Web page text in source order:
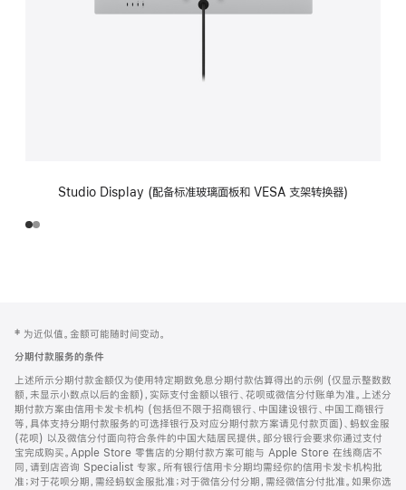
Studio Display (配备标准玻璃面板和 VESA 支架转换器)
页
页
脚
注
‡ 为近似值。金额可能随时间变动。
分期付款服务的条件
上述所示分期付款金额仅为使用特定期数免息分期付款估算得出的示例 (仅显示整数数
额，未显示小数点以后的金额)，实际支付金额以银行、花呗或微信分付账单为准。上述分
期付款方案由信用卡发卡机构 (包括但不限于招商银行、中国建设银行、中国工商银行
等，具体支持分期付款服务的可选择银行及对应分期付款方案请见付款页面)、蚂蚁金服
(花呗) 以及微信分付面向符合条件的中国大陆居民提供。部分银行会要求你通过支付
宝完成购买。Apple Store 零售店的分期付款方案可能与 Apple Store 在线商店不
同，请到店咨询 Specialist 专家。所有银行信用卡分期均需经你的信用卡发卡机构批
准；对于花呗分期，需经蚂蚁金服批准；对于微信分付分期，需经微信分付批准。如果你选